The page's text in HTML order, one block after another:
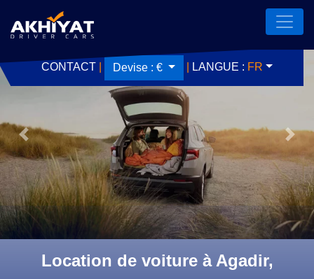
CONTACT Devise :€ LANGUE : FR
Previous Next
Location de voiture à Agadir,